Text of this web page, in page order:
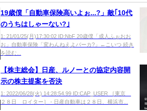
19歳僕「自動車保険高いよぉ...?」敵｢10代
のうちはしゃーない?｣
1: 21/01/25(月)17:30:02 ID:NbF 20歳僕「成人ふぉおお
お」自動車保険「変わんねえよバーカ?」←こいつ 続き
を読む...
【株主総会】日産、ルノーとの協定内容開
示の株主提案を否決
1: 2022/06/28(火) 14:28:54.99 ID:CAP_USER ［東京
２８日 ロイター］ - 日産自動車は２８日、横浜市...